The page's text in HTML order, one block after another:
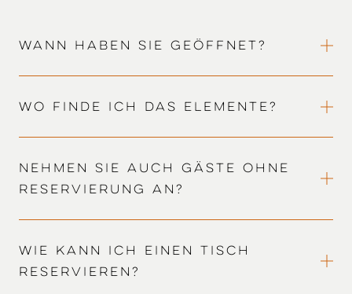
Wann haben Sie geöffnet?
Wo finde ich das Elemente?
Nehmen Sie auch Gäste ohne
Reservierung an?
Wie kann ich einen Tisch
reservieren?